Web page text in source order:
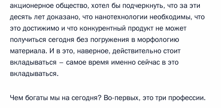
акционерное общество, хотел бы подчеркнуть, что за эти
десять лет доказано, что нанотехнологии необходимы, что
это достижимо и что конкурентный продукт не может
получиться сегодня без погружения в морфологию
материала. И в это, наверное, действительно стоит
вкладываться – самое время именно сейчас в это
вкладываться.
Чем богаты мы на сегодня? Во-первых, это три профессии.